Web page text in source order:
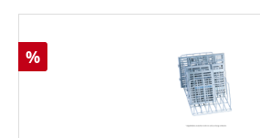
Rabatt
%